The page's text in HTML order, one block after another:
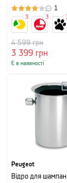
сріблястий
1
3 399 грн
4 599грн
Є в наявності
3 3
Peugeot
Відро для